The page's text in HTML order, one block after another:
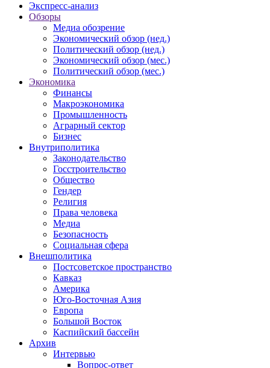
Экспресс-анализ
Обзоры
Медиа обозрение
Экономический обзор (нед.)
Политический обзор (нед.)
Экономический обзор (мес.)
Политический обзор (мес.)
Экономика
Финансы
Макроэкономика
Промышленность
Аграрный сектор
Бизнес
Внутриполитика
Законодательство
Госстроительство
Общество
Гендер
Религия
Права человека
Медиа
Безопасность
Социальная сфера
Внешполитика
Постсоветское пространство
Кавказ
Америка
Юго-Восточная Азия
Европа
Большой Восток
Каспийский бассейн
Архив
Интервью
Вопрос-ответ